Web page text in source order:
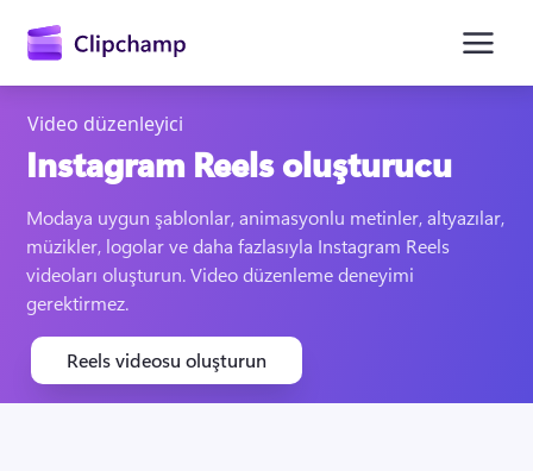
Oturum açın
Ücretsiz deneyin
Video düzenleyici
Instagram Reels oluşturucu
Modaya uygun şablonlar, animasyonlu metinler, altyazılar,
müzikler, logolar ve daha fazlasıyla Instagram Reels
videoları oluşturun. Video düzenleme deneyimi
gerektirmez.
Reels videosu oluşturun